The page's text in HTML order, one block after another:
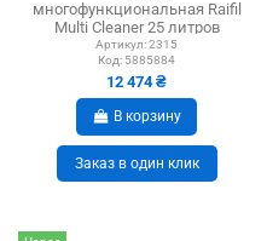
многофункциональная Raifil
Multi Cleaner 25 литров
Артикул:2315
Код: 5885884
12 474 ₴
В корзину
Заказ в один клик